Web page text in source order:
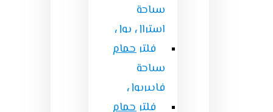
سباحة
استرال بول
فلتر حمام
سباحة
فايبربول
فلتر حمام